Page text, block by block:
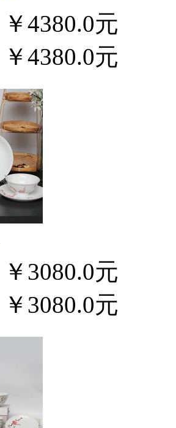
￥4380.0元
￥4380.0元
￥3080.0元
￥3080.0元